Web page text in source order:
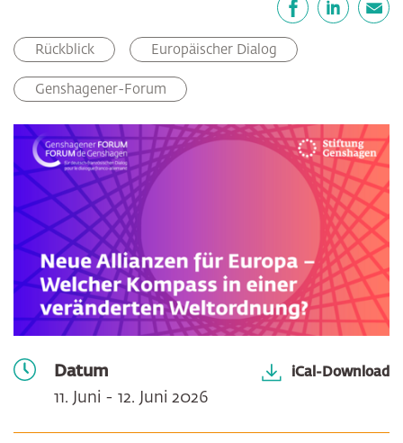
Rückblick Europäischer Dialog
Genshagener-Forum
Datum
11. Juni - 12. Juni 2026
iCal-Download